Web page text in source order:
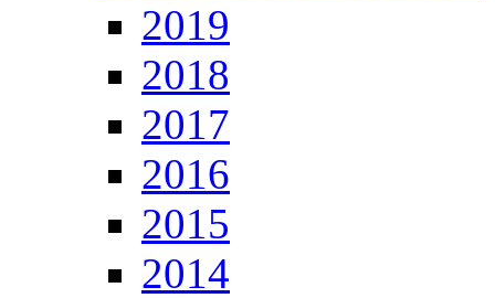
2019
2018
2017
2016
2015
2014